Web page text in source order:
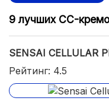
9 лучших CC-
SENSAI CELLULAR
Рейтинг: 4.5